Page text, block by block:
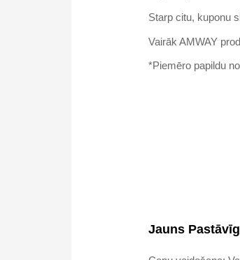
Starp citu, kuponu
Vairāk AMWAY
*Piemēro papildu
Jauns